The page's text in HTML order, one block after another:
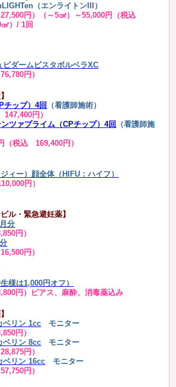
（エンライトンIII）
円）（～5㎠）～55,000円（税込
）/ 1回
ビダームビスタボルベラXC
円）
チップ）4回
（看護師施術）
円）
ツァプライム（CPチップ）4回
（看護師施
（税込 169,400円）
ィー）顔全体（HIFU：ハイフ）
円）
ル・緊急避妊薬】
分
円）
円）
様は1,000円オフ）
円）ピアス、麻酔、消毒薬込み
ベリン 1cc モニター
円）
ベリン 8cc モニター
円）
ベリン 16cc
モニター
円）